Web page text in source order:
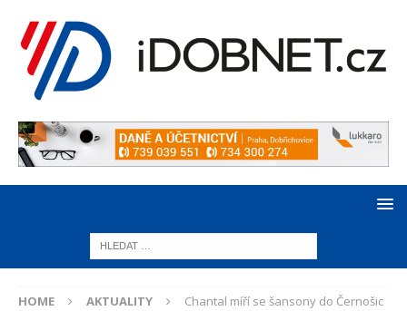
HOME AKTUALITY Chantal míří se šansony do Černošic